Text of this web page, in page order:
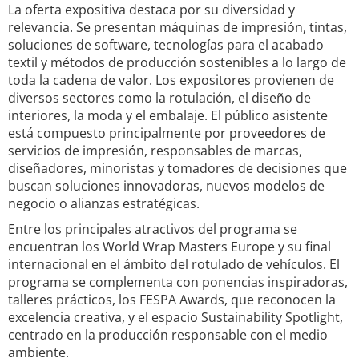
La oferta expositiva destaca por su diversidad y
relevancia. Se presentan máquinas de impresión, tintas,
soluciones de software, tecnologías para el acabado
textil y métodos de producción sostenibles a lo largo de
toda la cadena de valor. Los expositores provienen de
diversos sectores como la rotulación, el diseño de
interiores, la moda y el embalaje. El público asistente
está compuesto principalmente por proveedores de
servicios de impresión, responsables de marcas,
diseñadores, minoristas y tomadores de decisiones que
buscan soluciones innovadoras, nuevos modelos de
negocio o alianzas estratégicas.
Entre los principales atractivos del programa se
encuentran los World Wrap Masters Europe y su final
internacional en el ámbito del rotulado de vehículos. El
programa se complementa con ponencias inspiradoras,
talleres prácticos, los FESPA Awards, que reconocen la
excelencia creativa, y el espacio Sustainability Spotlight,
centrado en la producción responsable con el medio
ambiente.